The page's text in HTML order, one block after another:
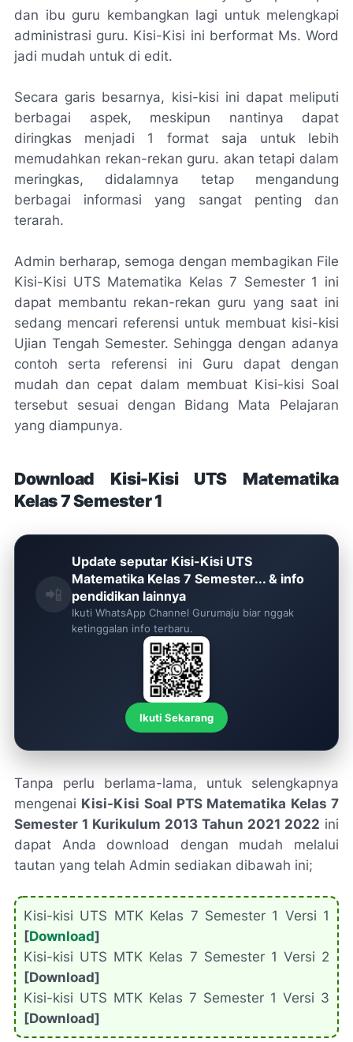
dan ibu guru kembangkan lagi untuk melengkapi
administrasi guru. Kisi-Kisi ini berformat Ms. Word
jadi mudah untuk di edit.
Secara garis besarnya, kisi-kisi ini dapat meliputi
berbagai aspek, meskipun nantinya dapat
diringkas menjadi 1 format saja untuk lebih
memudahkan rekan-rekan guru. akan tetapi dalam
meringkas, didalamnya tetap mengandung
berbagai informasi yang sangat penting dan
terarah.
Admin berharap, semoga dengan membagikan File
Kisi-Kisi UTS Matematika Kelas 7 Semester 1 ini
dapat membantu rekan-rekan guru yang saat ini
sedang mencari referensi untuk membuat kisi-kisi
Ujian Tengah Semester. Sehingga dengan adanya
contoh serta referensi ini Guru dapat dengan
mudah dan cepat dalam membuat Kisi-kisi Soal
tersebut sesuai dengan Bidang Mata Pelajaran
yang diampunya.
Download Kisi-Kisi UTS Matematika
Kelas 7 Semester 1
📲
Update seputar Kisi-Kisi UTS
Matematika Kelas 7 Semester... & info
pendidikan lainnya
Ikuti WhatsApp Channel Gurumaju biar nggak
ketinggalan info terbaru.
Ikuti Sekarang
Tanpa perlu berlama-lama, untuk selengkapnya
mengenai Kisi-Kisi Soal PTS Matematika Kelas 7
Semester 1 Kurikulum 2013 Tahun 2021 2022 ini
dapat Anda download dengan mudah melalui
tautan yang telah Admin sediakan dibawah ini;
Kisi-kisi UTS MTK Kelas 7 Semester 1 Versi 1
[Download]
Kisi-kisi UTS MTK Kelas 7 Semester 1 Versi 2
[Download]
Kisi-kisi UTS MTK Kelas 7 Semester 1 Versi 3
[Download]